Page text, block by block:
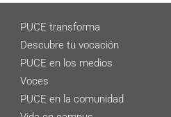
PUCE transforma
Descubre tu vocación
PUCE en los medios
Voces
PUCE en la comunidad